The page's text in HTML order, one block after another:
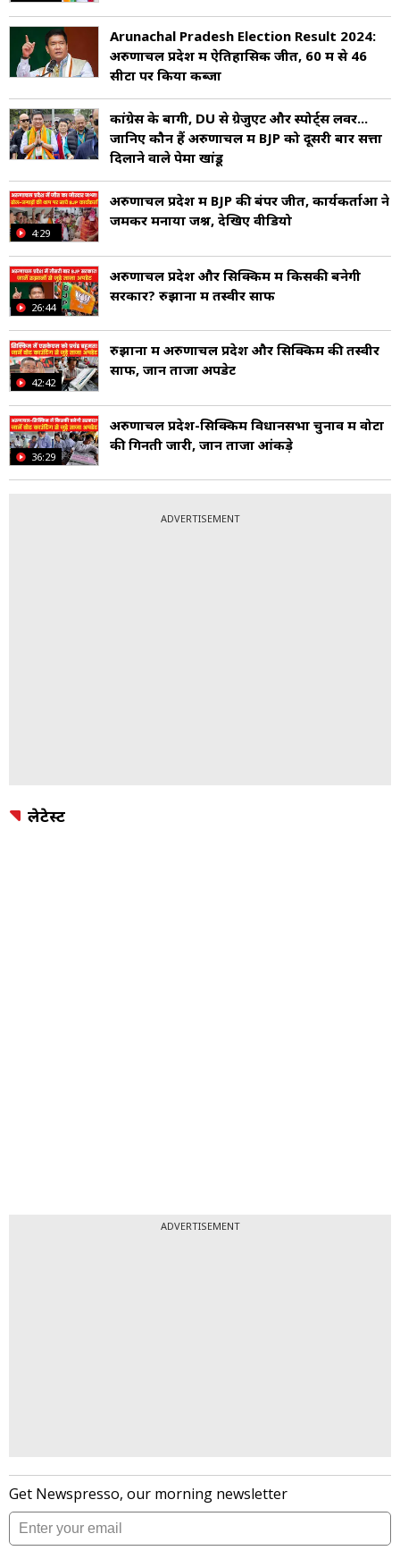
Arunachal Pradesh Election Result 2024:
अरुणाचल प्रदेश में ऐतिहासिक जीत, 60 में से 46
सीटों पर किया कब्जा
कांग्रेस के बागी, DU से ग्रेजुएट और स्पोर्ट्स लवर...
जानिए कौन हैं अरुणाचल में BJP को दूसरी बार सत्ता
दिलाने वाले पेमा खांडू
4:29
अरुणाचल प्रदेश में BJP की बंपर जीत, कार्यकर्ताओं ने
जमकर मनाया जश्न, देखिए वीडियो
26:44
अरुणाचल प्रदेश और सिक्किम में किसकी बनेगी
सरकार? रुझानों में तस्वीर साफ
42:42
रुझानों में अरुणाचल प्रदेश और सिक्किम की तस्वीर
साफ, जानें ताजा अपडेट
36:29
अरुणाचल प्रदेश-सिक्किम विधानसभा चुनाव में वोटों
की गिनती जारी, जानें ताजा आंकड़े
ADVERTISEMENT
लेटेस्ट
ADVERTISEMENT